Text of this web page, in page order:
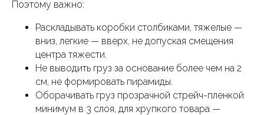
Поэтому важно:
Раскладывать коробки столбиками, тяжелые —
вниз, легкие — вверх, не допуская смещения
центра тяжести.
Не выводить груз за основание более чем на 2
см, не формировать пирамиды.
Оборачивать груз прозрачной стрейч-пленкой
минимум в 3 слоя, для хрупкого товара —